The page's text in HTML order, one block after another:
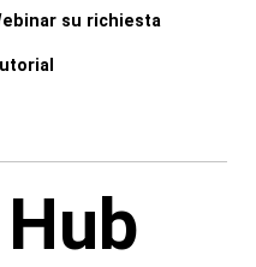
su richiesta